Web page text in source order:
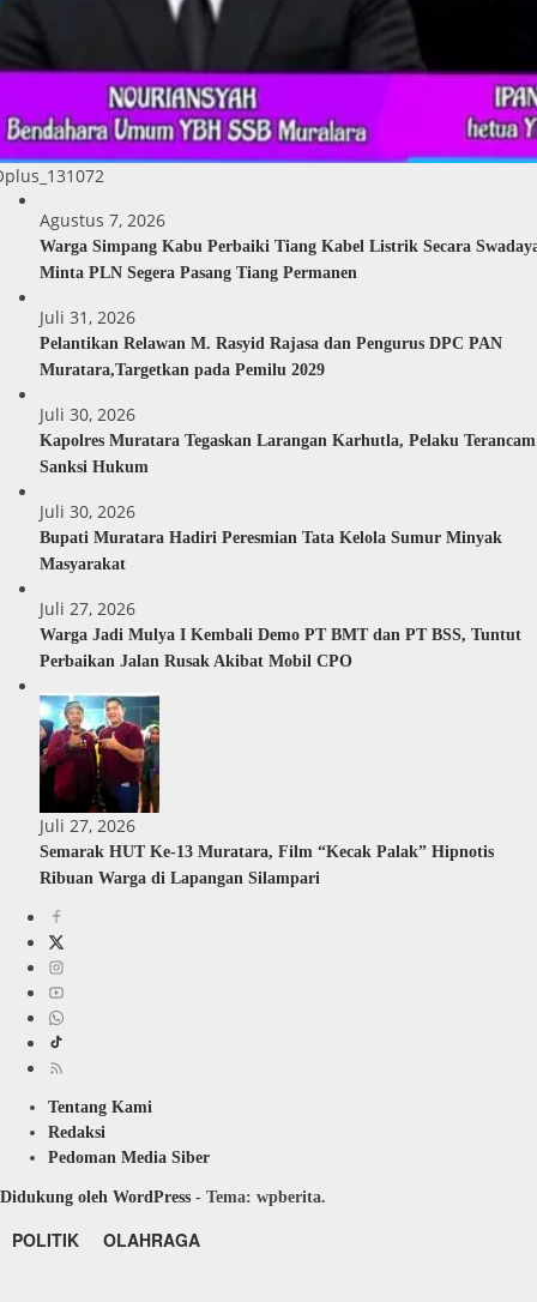
Agustus 7, 2026
Warga Simpang Kabu Perbaiki Tiang Kabel Listrik Secara
Minta PLN Segera Pasang Tiang Permanen
Juli 31, 2026
Pelantikan Relawan M. Rasyid Rajasa dan Pengurus DPC PAN
Muratara,Targetkan pada Pemilu 2029
Juli 30, 2026
Kapolres Muratara Tegaskan Larangan Karhutla, Pelaku Terancam
Sanksi Hukum
Juli 30, 2026
Bupati Muratara Hadiri Peresmian Tata Kelola Sumur Minyak
Masyarakat
Juli 27, 2026
Warga Jadi Mulya I Kembali Demo PT BMT dan PT BSS, Tuntut
Perbaikan Jalan Rusak Akibat Mobil CPO
Juli 27, 2026
Semarak HUT Ke-13 Muratara, Film “Kecak Palak” Hipnotis
Ribuan Warga di Lapangan Silampari
Tentang Kami
Redaksi
Pedoman Media Siber
Didukung oleh WordPress - Tema: wpberita.
POLITIK OLAHRAGA